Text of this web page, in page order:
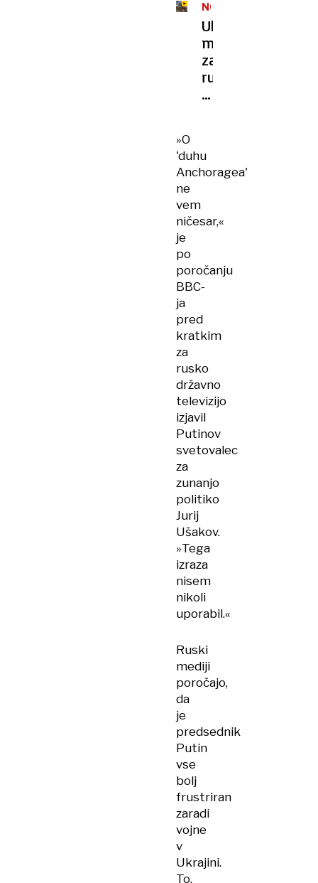
NOVI
NAPADI
Ukrajinsko
maščevanje
za
ruski
napad:
Sankt
Peterburga
»O
'duhu
Anchoragea'
ne
vem
ničesar,«
je
po
poročanju
BBC-
ja
pred
kratkim
za
rusko
državno
televizijo
izjavil
Putinov
svetovalec
za
zunanjo
politiko
Jurij
Ušakov.
»Tega
izraza
nisem
nikoli
uporabil.«
Ruski
mediji
poročajo,
da
je
predsednik
Putin
vse
bolj
frustriran
zaradi
vojne
v
Ukrajini.
To,